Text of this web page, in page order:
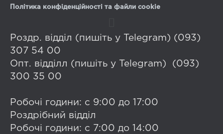
Політика конфіденційності та файли cookie
Роздр. відділ (пишіть у Telegram) (093)
307 54 00
Опт. відділл (пишіть у Telegram) (093)
300 35 00
Робочі години: с 9:00 до 17:00
Роздрібний відділ
Робочі години: с 7:00 до 14:00